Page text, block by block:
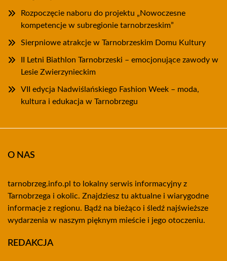
Rozpoczęcie naboru do projektu „Nowoczesne
kompetencje w subregionie tarnobrzeskim”
Sierpniowe atrakcje w Tarnobrzeskim Domu Kultury
II Letni Biathlon Tarnobrzeski – emocjonujące zawody w
Lesie Zwierzynieckim
VII edycja Nadwiślańskiego Fashion Week – moda,
kultura i edukacja w Tarnobrzegu
O NAS
tarnobrzeg.info.pl to lokalny serwis informacyjny z
Tarnobrzega i okolic. Znajdziesz tu aktualne i wiarygodne
informacje z regionu. Bądź na bieżąco i śledź najświeższe
wydarzenia w naszym pięknym mieście i jego otoczeniu.
REDAKCJA